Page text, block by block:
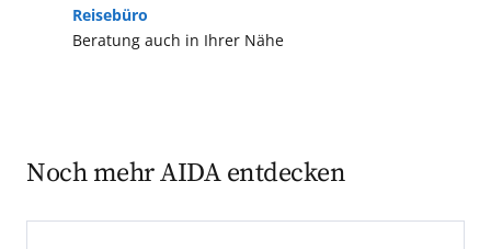
Beratung auch in Ihrer Nähe
Reisebüro
Noch mehr AIDA entdecken